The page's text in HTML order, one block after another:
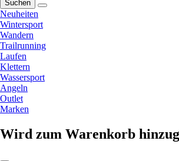
Suchen
Neuheiten
Wintersport
Wandern
Trailrunning
Laufen
Klettern
Wassersport
Angeln
Outlet
Marken
Wird zum Warenkorb